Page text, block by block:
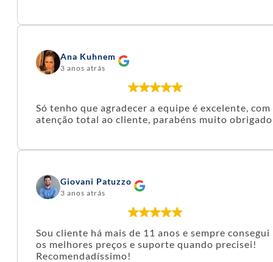
Ana Kuhnem
3 anos atrás
Só tenho que agradecer a equipe é excelente, com
atenção total ao cliente, parabéns muito obrigado
Giovani Patuzzo
3 anos atrás
Sou cliente há mais de 11 anos e sempre consegui
os melhores preços e suporte quando precisei!
Recomendadíssimo!